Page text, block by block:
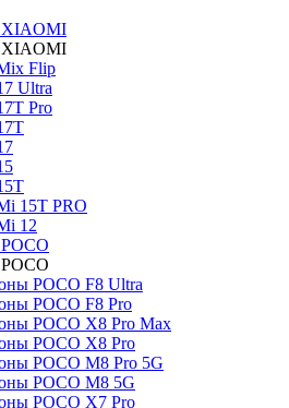
Flip
Ultra
Pro
15T PRO
12
POCO F8 Ultra
POCO F8 Pro
POCO X8 Pro Max
POCO X8 Pro
POCO M8 Pro 5G
POCO M8 5G
POCO X7 Pro